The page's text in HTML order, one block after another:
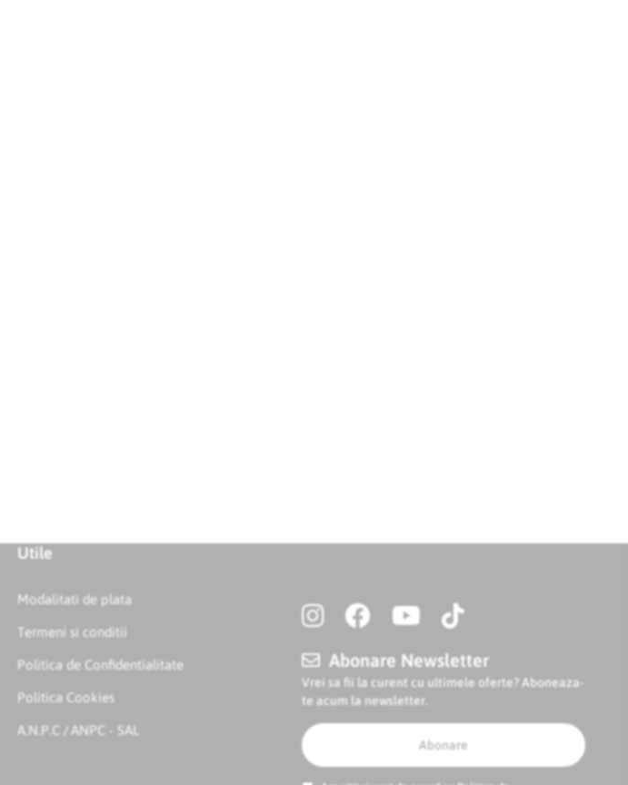
Utile
Modalitati de plata
Termeni si conditii
Politica de Confidentialitate
Politica Cookies
A.N.P.C / ANPC - SAL
Abonare Newsletter
Vrei sa fii la curent cu ultimele oferte? Aboneaza-
te acum la newsletter.
Abonare